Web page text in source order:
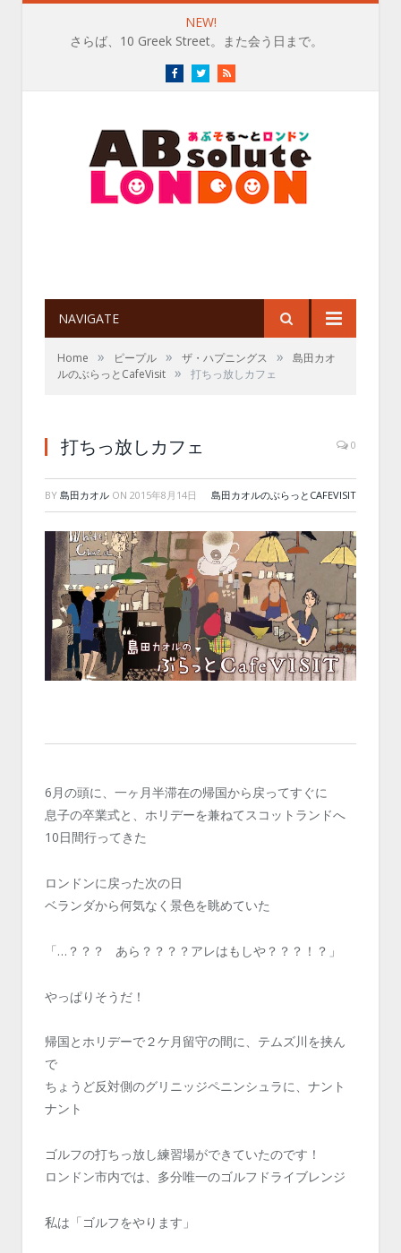
NEW!
さらば、10 Greek Street。また会う日まで。
FacebookTwitterRSS
NAVIGATE
Home » ピープル » ザ・ハプニングス »
島田カオ
ルのぶらっとCafeVisit » 打ちっ放しカフェ
打ちっ放しカフェ 0
BY 島田カオル ON 2015年8月14日 島田カオルのぶらっとCAFEVISIT
6月の頭に、一ヶ月半滞在の帰国から戻ってすぐに
息子の卒業式と、ホリデーを兼ねてスコットランドへ
10日間行ってきた
ロンドンに戻った次の日
ベランダから何気なく景色を眺めていた
「…？？？ あら？？？？アレはもしや？？？！？」
やっぱりそうだ！
帰国とホリデーで２ケ月留守の間に、テムズ川を挟ん
で
ちょうど反対側のグリニッジペニンシュラに、ナント
ナント
ゴルフの打ちっ放し練習場ができていたのです！
ロンドン市内では、多分唯一のゴルフドライブレンジ
私は「ゴルフをやります」